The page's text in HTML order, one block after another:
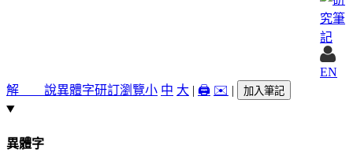
EN
解 說異體字研訂瀏覽小 中 大 | 🖨️ ✉️ | 加入筆記
異體字